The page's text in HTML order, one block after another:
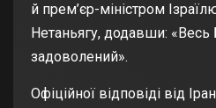
й прем’єр-міністром
Нетаньягу, додавши:
задоволений».
Офіційної відповіді від